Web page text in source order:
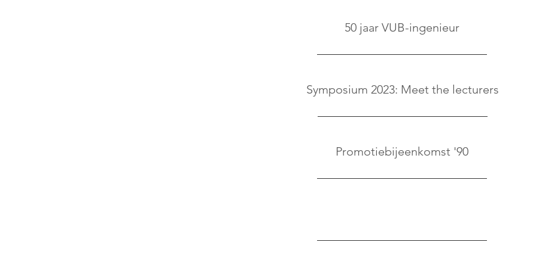
50 jaar VUB-ingenieur
Symposium 2023: Meet the lecturers
Promotiebijeenkomst '90